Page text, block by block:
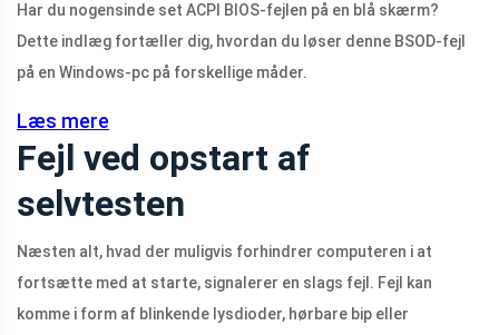
Har du nogensinde set ACPI BIOS-fejlen på en blå skærm?
Dette indlæg fortæller dig, hvordan du løser denne BSOD-fejl
på en Windows-pc på forskellige måder.
Læs mere
Fejl ved opstart af
selvtesten
Næsten alt, hvad der muligvis forhindrer computeren i at
fortsætte med at starte, signalerer en slags fejl. Fejl kan
komme i form af blinkende lysdioder, hørbare bip eller